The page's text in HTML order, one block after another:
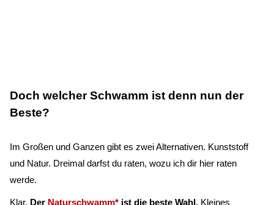
Doch welcher Schwamm ist denn nun der
Beste?
Im Großen und Ganzen gibt es zwei Alternativen. Kunststoff
und Natur. Dreimal darfst du raten, wozu ich dir hier raten
werde.
Klar. Der Naturschwamm* ist die beste Wahl. Kleines